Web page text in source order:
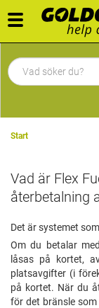
Toggle
navigation
Start
Vad är Flex
återbetalning
Det är systemet
Om du betalar
låsas på kortet,
platsavgifter (i
på kortet. När du
för det bränsle